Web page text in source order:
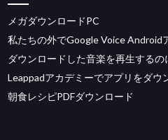
メガダウンロードPC
私たちの外でGoogle Voice Android
ダウンロードした音楽を再生する
Leappadアカデミーでアプリをダウ
朝食レシピPDFダウンロード